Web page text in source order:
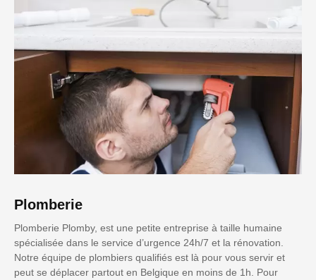
Plomberie
Plomberie Plomby, est une petite entreprise à taille humaine
spécialisée dans le service d’urgence 24h/7 et la rénovation.
Notre équipe de plombiers qualifiés est là pour vous servir et
peut se déplacer partout en Belgique en moins de 1h. Pour